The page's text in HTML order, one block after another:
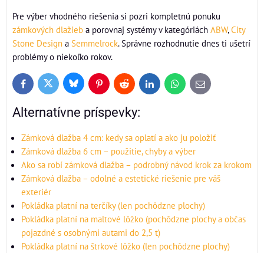
Pre výber vhodného riešenia si pozri kompletnú ponuku
zámkových dlažieb a porovnaj systémy v kategóriách ABW,City
Stone Design a Semmelrock. Správne rozhodnutie dnes ti ušetrí
problémy o niekoľko rokov.
FacebookTwitter BlueskyPinterestReddit LinkedInWhatsApp
E-
mail
Alternatívne príspevky:
Zámková dlažba 4 cm: kedy sa oplatí a ako ju položiť
Zámková dlažba 6 cm – použitie, chyby a výber
Ako sa robí zámková dlažba – podrobný návod krok za krokom
Zámková dlažba – odolné a estetické riešenie pre váš
exteriér
Pokládka platní na terčíky (len pochôdzne plochy)
Pokládka platní na maltové lôžko (pochôdzne plochy a občas
pojazdné s osobnými autami do 2,5 t)
Pokládka platní na štrkové lôžko (len pochôdzne plochy)